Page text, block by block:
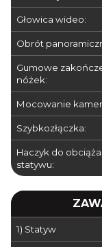
Głowica wideo:
Obrót
Gumowe
nóżek:
Mocowanie
Szybkozłączka:
Haczyk do
statywu:
1) Statyw